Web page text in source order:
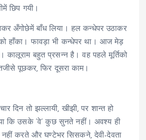
छिप गयी।
अँगोछेमें बाँध लिया। हल कन्धेपर उठाकर
हाँका। फावड़ा भी कन्धेपर था। आज मेड़
कालूराम बहुत प्रसन्न है। वह पहले मूर्तिको
पूछकर, फिर दूसरा काम।
दिन तो झल्लायी, खीझी, पर शान्त हो
कि उसके ‘वे’ कुछ सुनते नहीं। अवश्य ही
करते और घण्टेभर सिसकने, देवी-देवता